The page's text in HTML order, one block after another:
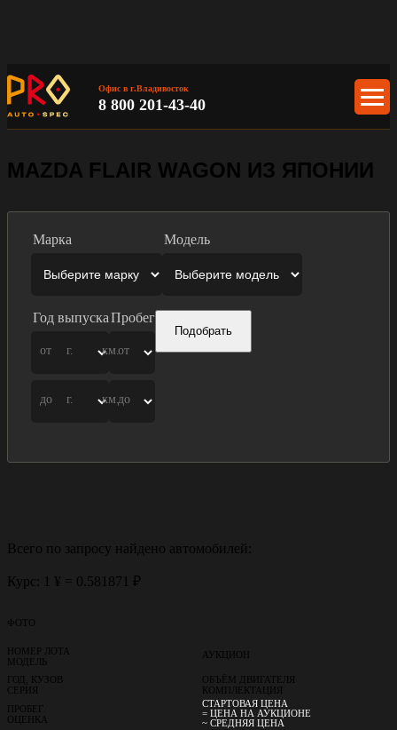
Офис в г.Владивосток
8 800 201-43-40
MAZDA FLAIR WAGON ИЗ ЯПОНИИ
Марка Модель
Год выпуска
от г.
до г.
Пробег
от
км.
до
км.
Подобрать
Всего по запросу найдено автомобилей:
Курс: 1 ¥ = 0.581871 ₽
ФОТО
НОМЕР ЛОТА
МОДЕЛЬ
АУКЦИОН
ГОД, КУЗОВ
СЕРИЯ
ОБЪЁМ ДВИГАТЕЛЯ
КОМПЛЕКТАЦИЯ
ПРОБЕГ
ОЦЕНКА
СТАРТОВАЯ ЦЕНА
= ЦЕНА НА АУКЦИОНЕ
~ СРЕДНЯЯ ЦЕНА